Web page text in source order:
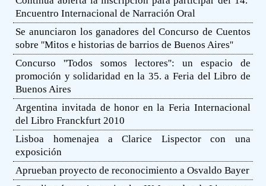
Encuentro Internacional de Narración Oral
Se anunciaron los ganadores del Concurso de Cuentos
sobre ''Mitos e historias de barrios de Buenos Aires''
Concurso ''Todos somos lectores'': un espacio de
promoción y solidaridad en la 35. a Feria del Libro de
Buenos Aires
Argentina invitada de honor en la Feria Internacional
del Libro Franckfurt 2010
Lisboa homenajea a Clarice Lispector con una
exposición
Aprueban proyecto de reconocimiento a Osvaldo Bayer